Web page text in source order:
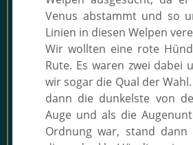
Venus abstammt und so
Linien in diesen Welpen
Wir wollten eine rote
Rute. Es waren zwei dabei
wir sogar die Qual der
dann die dunkelste von
Auge und als die
Ordnung war, stand dann